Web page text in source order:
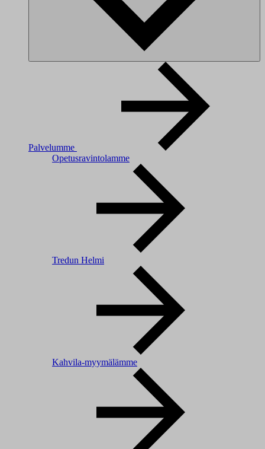
Palvelumme
Opetusravintolamme
Tredun Helmi
Kahvila-myymälämme